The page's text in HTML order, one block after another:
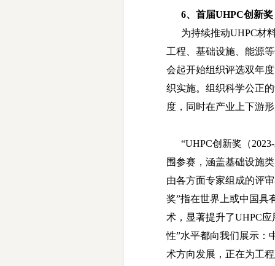
6、首届UHPC创新奖
为持续推动UHPC材
工程、基础设施、能源
会起开始组织评选双年度
织实施。组织科学公正
度，同时在产业上下游
“UHPC创新奖（
围参赛，涵盖基础设施类
由各方面专家组成的评
奖”指在世界上或中国具
术，显著提升了UHPC应
性”水平都向我们展示：
术方向发展，正在为工